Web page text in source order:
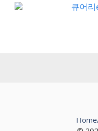
큐어
Home